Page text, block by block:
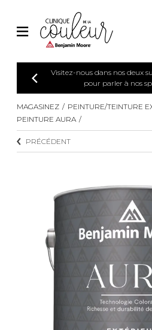
Visitez-nous dans nos deux
pour parler à nos
MAGASINEZ
PEINTURE/TEINTURE
PEINTURE AURA
PRÉCÉDENT